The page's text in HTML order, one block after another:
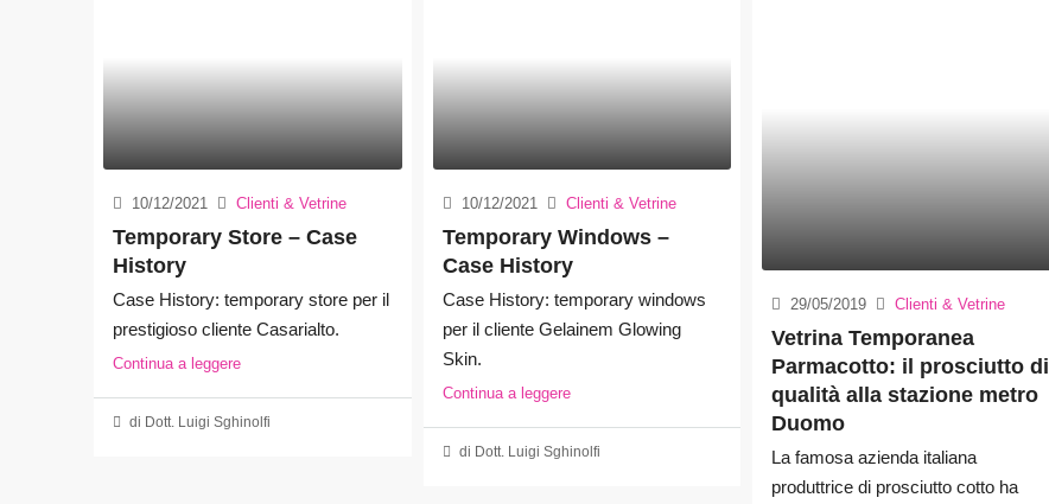
10/12/2021 Clienti & Vetrine
Temporary Store – Case
History
Case History: temporary store per il
prestigioso cliente Casarialto.
Continua a leggere
di Dott. Luigi Sghinolfi
10/12/2021 Clienti & Vetrine
Temporary Windows –
Case History
Case History: temporary windows
per il cliente Gelainem Glowing
Skin.
Continua a leggere
di Dott. Luigi Sghinolfi
29/05/2019 Clienti & Vetrine
Vetrina Temporanea
Parmacotto: il prosciutto di
qualità alla stazione metro
Duomo
La famosa azienda italiana
produttrice di prosciutto cotto ha